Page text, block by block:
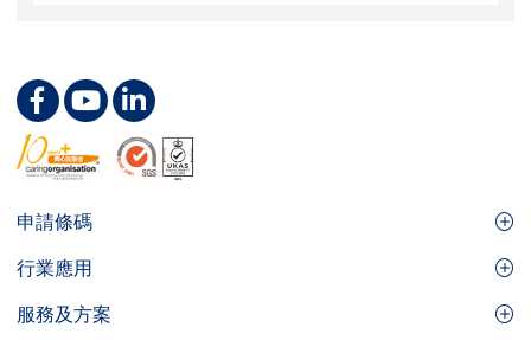
Footer
Site
Menu
申請條碼
GS1條碼
行業應用
食品及餐飲服務
服務及方案